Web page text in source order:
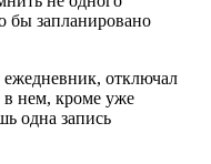
бы запланировано
ежедневник, отключал
в нем, кроме уже
одна запись